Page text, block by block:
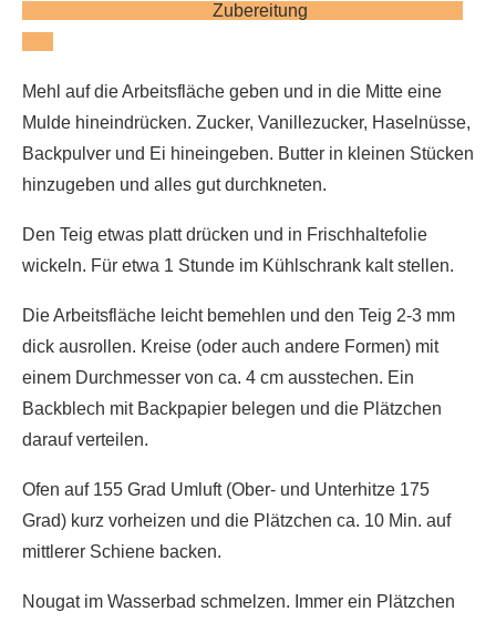
Zubereitung
Mehl auf die Arbeitsfläche geben und in die Mitte eine
Mulde hineindrücken. Zucker, Vanillezucker, Haselnüsse,
Backpulver und Ei hineingeben. Butter in kleinen Stücken
hinzugeben und alles gut durchkneten.
Den Teig etwas platt drücken und in Frischhaltefolie
wickeln. Für etwa 1 Stunde im Kühlschrank kalt stellen.
Die Arbeitsfläche leicht bemehlen und den Teig 2-3 mm
dick ausrollen. Kreise (oder auch andere Formen) mit
einem Durchmesser von ca. 4 cm ausstechen. Ein
Backblech mit Backpapier belegen und die Plätzchen
darauf verteilen.
Ofen auf 155 Grad Umluft (Ober- und Unterhitze 175
Grad) kurz vorheizen und die Plätzchen ca. 10 Min. auf
mittlerer Schiene backen.
Nougat im Wasserbad schmelzen. Immer ein Plätzchen